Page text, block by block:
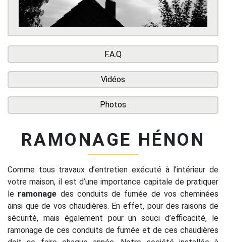
F.A.Q
Vidéos
Photos
RAMONAGE HÉNON
Comme tous travaux d’entretien exécuté à l’intérieur de
votre maison, il est d’une importance capitale de pratiquer
le ramonage des conduits de fumée de vos cheminées
ainsi que de vos chaudières. En effet, pour des raisons de
sécurité, mais également pour un souci d’efficacité, le
ramonage de ces conduits de fumée et de ces chaudières